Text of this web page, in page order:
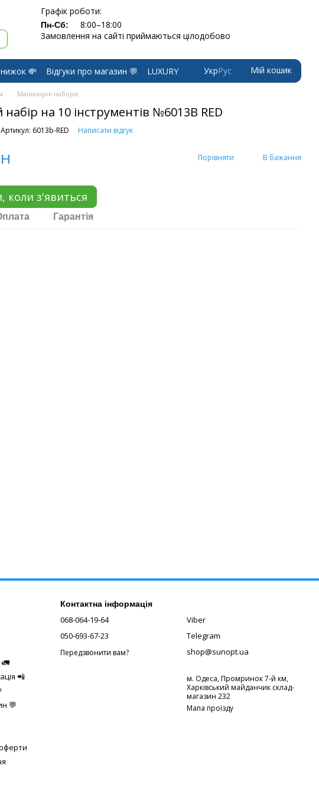
Графік роботи:
Пн-Сб:
8:00–18:00
Замовлення на сайті приймаються цілодобово
💸 Відгуки про магазин 💬
LUXURY
УкрРус Мій кошик
Манікюрні набори
на 10 інструментів №6013B RED
Артикул: 6013b-RED Написати відгук
Порівняти В бажання
коли з'явиться
Гарантія
🚛
📲
💬
Контактна інформація
068-064-19-64
050-693-67-23
Передзвонити вам?
Viber
Telegram
shop@sunopt.ua
м. Одеса, Промринок 7-й км,
Харківський майданчик склад-
магазин 232
Мапа проїзду